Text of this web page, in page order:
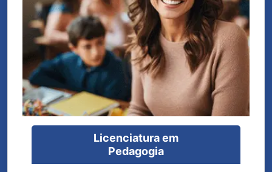
Licenciatura em
Pedagogia